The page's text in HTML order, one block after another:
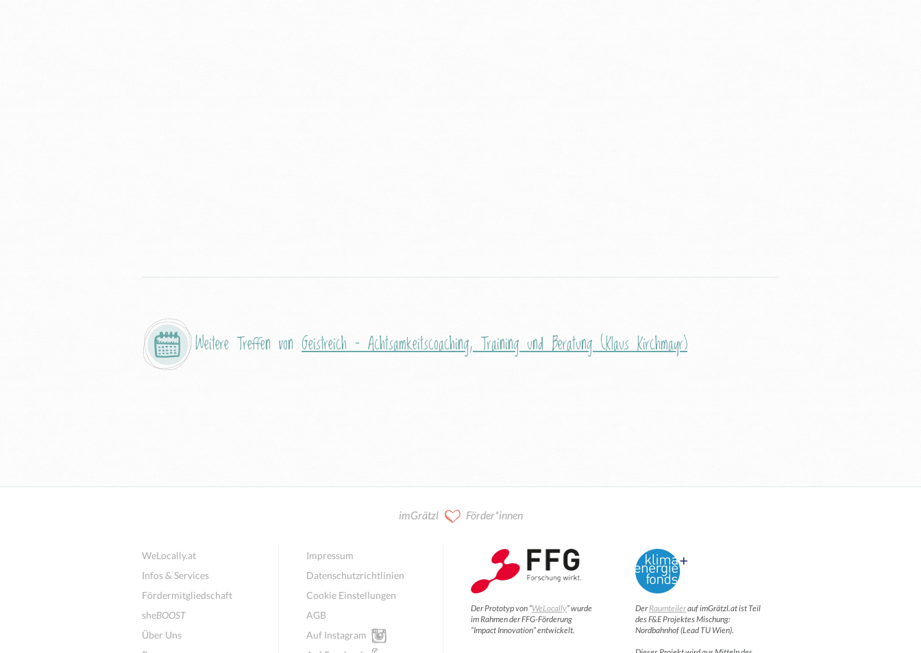
Weitere Treffen von Geistreich – Achtsamkeitscoaching, Training und Beratung (Klaus Kirchmayr)
imGrätzl Förder*innen
WeLocally.at
Infos & Services
Fördermitgliedschaft
sheBOOST
Über Uns
Impressum
Datenschutzrichtlinien
Cookie Einstellungen
AGB
Auf Instagram
Der Prototyp von “WeLocally” wurde
im Rahmen der FFG-Förderung
“Impact Innovation” entwickelt.
DerRaumteilerauf imGrätzl.at ist Teil
des F&E Projektes Mischung:
Nordbahnhof (Lead TU Wien).